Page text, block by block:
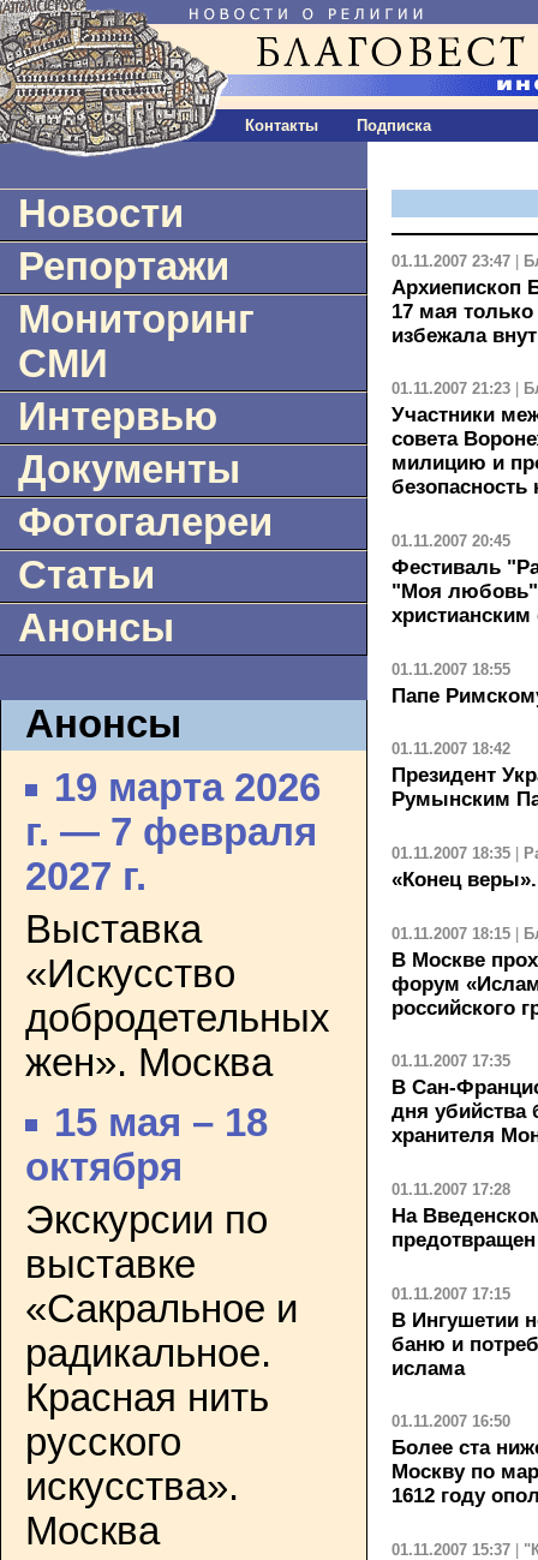
Контакты Подписка
Новости
Репортажи
Мониторинг
СМИ
Интервью
Документы
Фотогалереи
Статьи
Анонсы
Анонсы
19 марта 2026
г. — 7 февраля
2027 г.
Выставка
«Искусство
добродетельных
жен». Москва
15 мая – 18
октября
Экскурсии по
выставке
«Сакральное и
радикальное.
Красная нить
русского
искусства».
Москва
01.11.2007 23:47 |
Архиепископ
17 мая
избежала
01.11.2007 21:23
Участники
совета
милицию и
безопасность
01.11.2007 20:45
Фестиваль
"Моя
01.11.2007 18:55
Папе
01.11.2007 18:42
Президент
Румынским
01.11.2007 18:35
«Конец
01.11.2007 18:15 |
В Москве
форум «Ислам
российского
01.11.2007 17:35
В Сан-
дня убийства
хранителя
01.11.2007 17:28
На
01.11.2007 17:15
В Ингушетии
баню и
ислама
01.11.2007 16:50
Более ста
Москву по
1612 году
01.11.2007 15:37